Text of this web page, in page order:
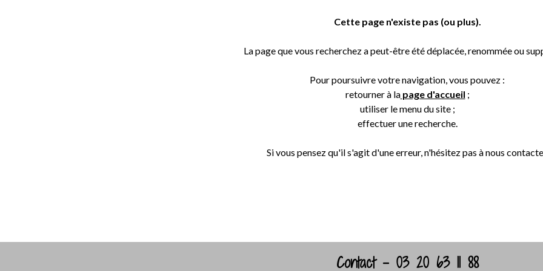
Cette page n'existe pas (ou plus).
La page que vous recherchez a peut-être été déplacée, renommée ou
Pour poursuivre votre navigation, vous pouvez :
retourner à la page d'accueil ;
utiliser le menu du site ;
effectuer une recherche.
Si vous pensez qu'il s'agit d'une erreur, n'hésitez pas à nous
Contact - 03 20 63 11 88